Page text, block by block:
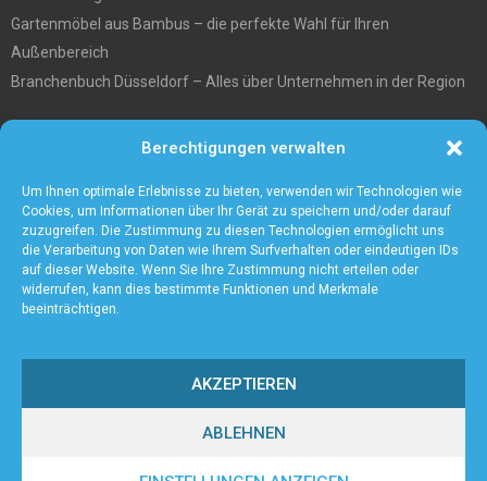
Berechtigungen verwalten
Um Ihnen optimale Erlebnisse zu bieten, verwenden wir Technologien wie
Cookies, um Informationen über Ihr Gerät zu speichern und/oder darauf
zuzugreifen. Die Zustimmung zu diesen Technologien ermöglicht uns
die Verarbeitung von Daten wie Ihrem Surfverhalten oder eindeutigen IDs
auf dieser Website. Wenn Sie Ihre Zustimmung nicht erteilen oder
widerrufen, kann dies bestimmte Funktionen und Merkmale
beeinträchtigen.
AKZEPTIEREN
ABLEHNEN
Gartenmöbel aus Bambus – die perfekte Wahl für Ihren
Außenbereich
Branchenbuch Düsseldorf – Alles über Unternehmen in der Region
Die beste Akku-Kettensäge im Test
5 Gründe warum Sie sich für eine Zaunanlage entscheiden sollten